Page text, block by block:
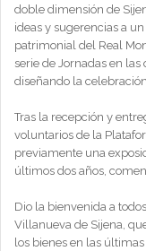
doble dimensión de
ideas y sugerencias a
patrimonial del Real
serie de Jornadas en
diseñando la
Tras la recepción y
voluntarios de la
previamente una
últimos dos años,
Dio la bienvenida a todos
Villanueva de Sijena,
los bienes en las